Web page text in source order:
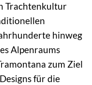
Trachtenkultur
hinweg
Alpenraums
zum Ziel
für die